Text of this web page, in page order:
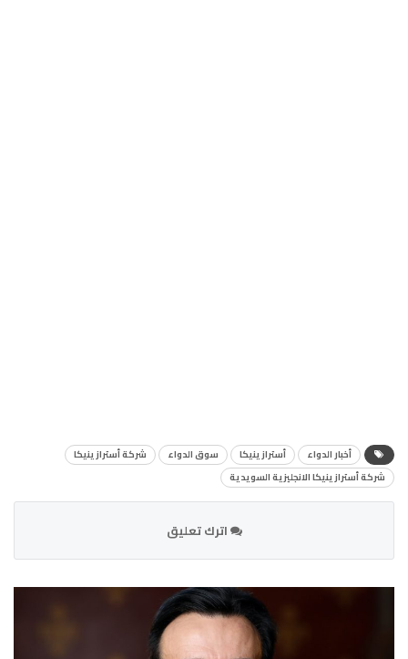
أخبار الدواء أسترازينيكا سوق الدواء
شركة أسترازينيكا
شركة أسترازينيكا الانجليزية السويدية
اترك تعليق